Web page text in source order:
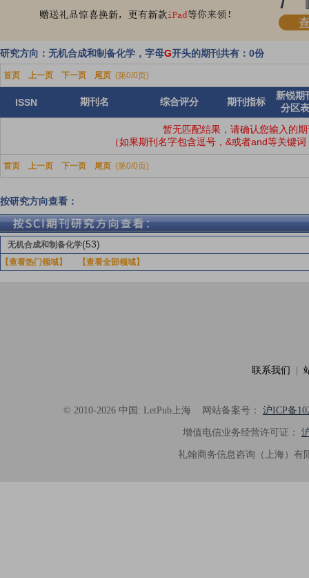
研究方向：无机合成和制备化学，字母G开头的期刊共有：0份
首页 上一页 下一页 尾页 (第0/0页)
ISSN 期刊名 综合评分 期刊指标
新锐期
分区
暂无匹配结果，请确认您输入的
（如果期刊名字包含逗号，&或者and等关键
首页 上一页 下一页 尾页 (第0/0页)
按研究方向查看：
无机合成和制备化学(53)
【查看热门领域】 【查看全部领域】
联系我们
© 2010-2026 中国: LetPub上海网站备案号： 沪ICP备
增值电信业务经营许可证：
礼翰商务信息咨询（上海）